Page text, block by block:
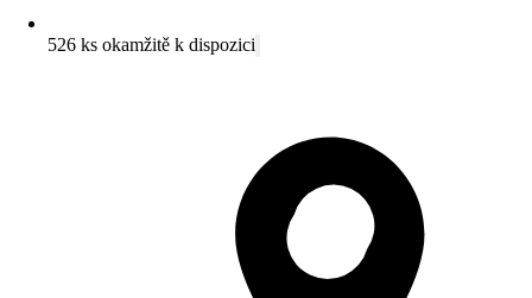
526 ks okamžitě k dispozici